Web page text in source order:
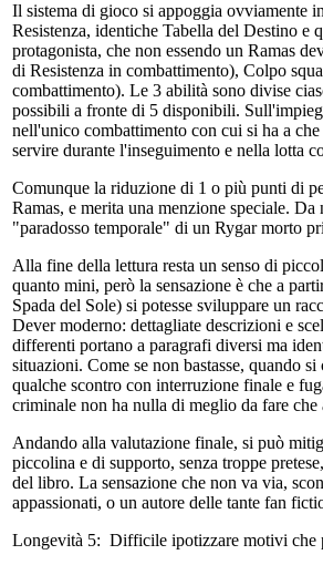
Il sistema di gioco si appoggia ovviamente
Resistenza, identiche Tabella del Destino e
protagonista, che non essendo un Ramas
di Resistenza in combattimento), Colpo
combattimento). Le 3 abilità sono divise
possibili a fronte di 5 disponibili.
nell'unico combattimento con cui si ha a
servire durante l'inseguimento e nella lotta
Comunque la riduzione di 1 o più punti di
Ramas, e merita una menzione speciale.
"paradosso temporale" di un Rygar morto
Alla fine della lettura resta un senso di
quanto mini, però la sensazione è che a
Spada del Sole) si potesse sviluppare un
Dever moderno: dettagliate descrizioni e
differenti portano a paragrafi diversi ma
situazioni. Come se non bastasse, quando
qualche scontro con interruzione finale e
criminale non ha nulla di meglio da fare
Andando alla valutazione finale, si può
piccolina e di supporto, senza troppe
del libro. La sensazione che non va via,
appassionati, o un autore delle tante fan
Longevità 5: Difficile ipotizzare motivi che